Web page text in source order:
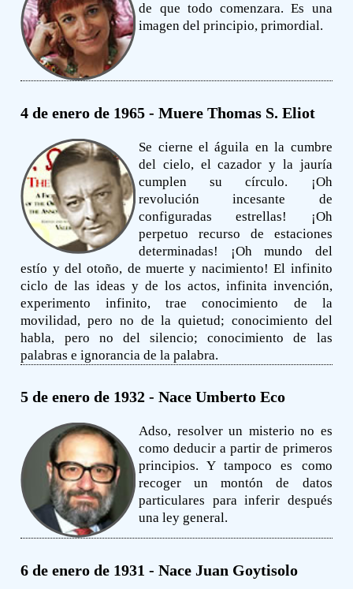
de que todo comenzara. Es una
imagen del principio, primordial.
4 de enero de 1965 - Muere Thomas S. Eliot
Se cierne el águila en la cumbre
del cielo, el cazador y la jauría
cumplen su círculo. ¡Oh
revolución incesante de
configuradas estrellas! ¡Oh
perpetuo recurso de estaciones
determinadas! ¡Oh mundo del
estío y del otoño, de muerte y nacimiento! El infinito
ciclo de las ideas y de los actos, infinita invención,
experimento infinito, trae conocimiento de la
movilidad, pero no de la quietud; conocimiento del
habla, pero no del silencio; conocimiento de las
palabras e ignorancia de la palabra.
5 de enero de 1932 - Nace Umberto Eco
Adso, resolver un misterio no es
como deducir a partir de primeros
principios. Y tampoco es como
recoger un montón de datos
particulares para inferir después
una ley general.
6 de enero de 1931 - Nace Juan Goytisolo